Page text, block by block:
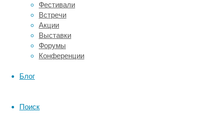
Фестивали
Встречи
Акции
Выставки
Форумы
Конференции
Блог
Поиск
неясно,
могут
ли
они
так
же